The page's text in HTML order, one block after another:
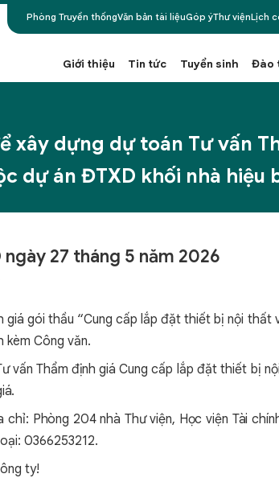
Phòng Truyền thốngVăn bản tài liệuGóp ýThư việnLịch
Giới thiệu Tin tức Tuyển sinh Đào
xây dựng dự toán Tư vấn
dự án ĐTXD khối nhà hiệu
27 tháng 5 năm 2026
giá gói thầu “Cung cấp lắp đặt thiết bị nội
Công văn.
vấn Thẩm định giáCung cấp lắp đặt thiết bị
Phòng 204 nhà Thư viện, Học viện Tài
0366253212.
ty!